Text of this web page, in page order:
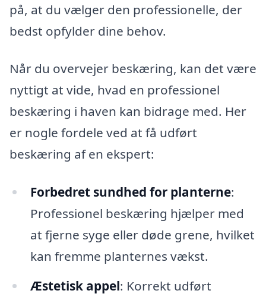
på, at du vælger den professionelle, der
bedst opfylder dine behov.
Når du overvejer beskæring, kan det være
nyttigt at vide, hvad en professionel
beskæring i haven kan bidrage med. Her
er nogle fordele ved at få udført
beskæring af en ekspert:
Forbedret sundhed for planterne:
Professionel beskæring hjælper med
at fjerne syge eller døde grene, hvilket
kan fremme planternes vækst.
Æstetisk appel: Korrekt udført